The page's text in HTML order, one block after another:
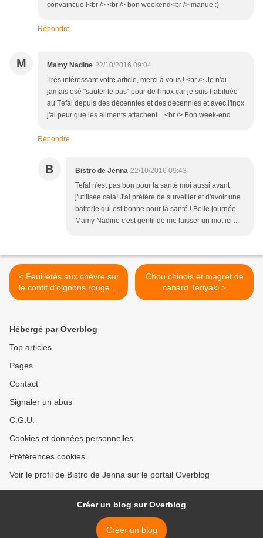
convaincue !<br /> <br /> bon weekend<br /> manue :)
Répondre
M Mamy Nadine 22/10/2016 09:04
Très intéressant votre article, merci à vous ! <br /> Je n'ai
jamais osé "sauter le pas" pour de l'inox car je suis habituée
au Téfal depuis des décennies et des décennies et avec l'inox
j'ai peur que les aliments attachent... <br /> Bon week-end
Répondre
B Bistro de Jenna 22/10/2016 09:43
Tefal n'est pas bon pour la santé moi aussi avant
j'utilisée cela! J'ai préfère de surveiller et d'avoir une
batterie qui est bonne pour la santé ! Belle journée
Mamy Nadine c'est gentil de me laisser un mot ici ...
< Feuilletés aux chèvre sur
le confit d'oignons rouge et
pommes
Chou chinois et magret de
canard Teriyaki >
Hébergé par Overblog
Top articles
Pages
Contact
Signaler un abus
C.G.U.
Cookies et données personnelles
Préférences cookies
Voir le profil de Bistro de Jenna sur le portail Overblog
Créer un blog sur Overblog
Créer un blog